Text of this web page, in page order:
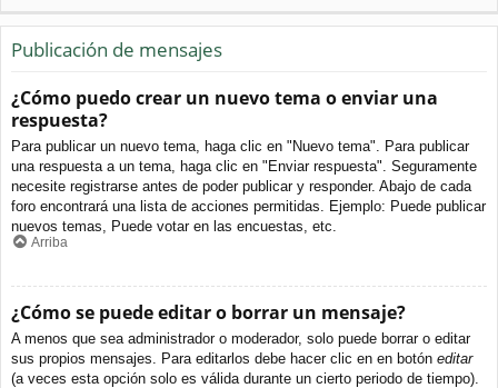
Publicación de mensajes
¿Cómo puedo crear un nuevo tema o enviar una
respuesta?
Para publicar un nuevo tema, haga clic en "Nuevo tema". Para publicar
una respuesta a un tema, haga clic en "Enviar respuesta". Seguramente
necesite registrarse antes de poder publicar y responder. Abajo de cada
foro encontrará una lista de acciones permitidas. Ejemplo: Puede publicar
nuevos temas, Puede votar en las encuestas, etc.
Arriba
¿Cómo se puede editar o borrar un mensaje?
A menos que sea administrador o moderador, solo puede borrar o editar
sus propios mensajes. Para editarlos debe hacer clic en en botón editar
(a veces esta opción solo es válida durante un cierto periodo de tiempo).